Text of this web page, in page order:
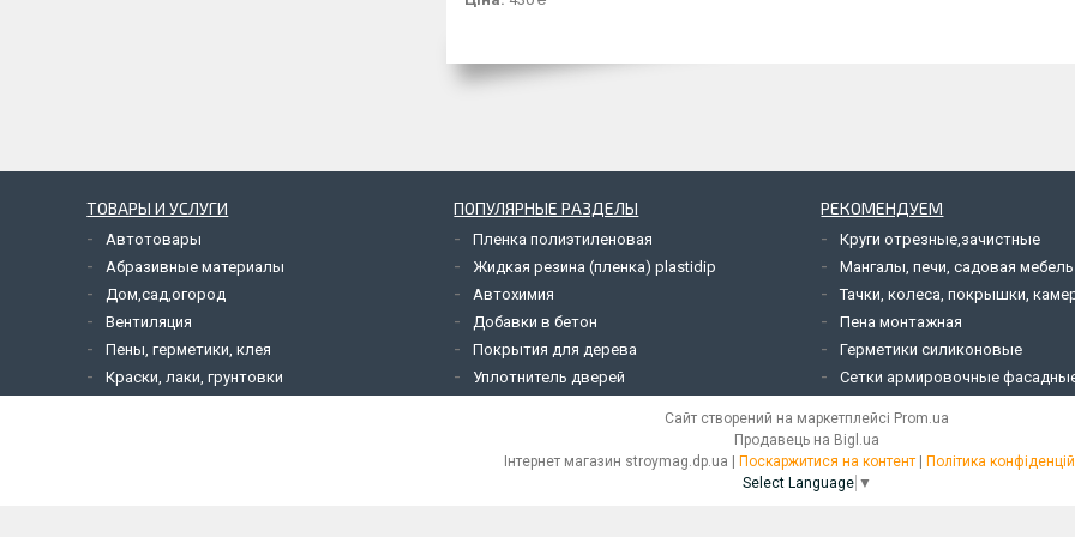
ТОВАРЫ И УСЛУГИ
Автотовары
Абразивные материалы
Дом,сад,огород
Вентиляция
Пены, герметики, клея
Краски, лаки, грунтовки
ПОПУЛЯРНЫЕ РАЗДЕЛЫ
Пленка полиэтиленовая
Жидкая резина (пленка) plastidip
Автохимия
Добавки в бетон
Покрытия для дерева
Уплотнитель дверей
РЕКОМЕНДУЕМ
Круги отрезные,зачистные
Мангалы, печи, садовая мебель
Тачки, колеса, покрышки,
Пена монтажная
Герметики силиконовые
Сетки армировочные
Сайт створений на маркетплейсі Prom.ua
Продавець на Bigl.ua
Інтернет магазин stroymag.dp.ua | Поскаржитися на контент | Політика
Select Language ▼